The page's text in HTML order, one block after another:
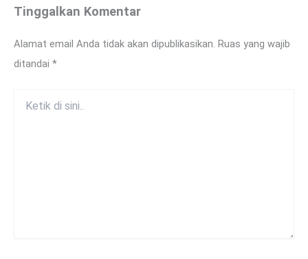
Tinggalkan Komentar
Alamat email Anda tidak akan dipublikasikan. Ruas yang wajib
ditandai *